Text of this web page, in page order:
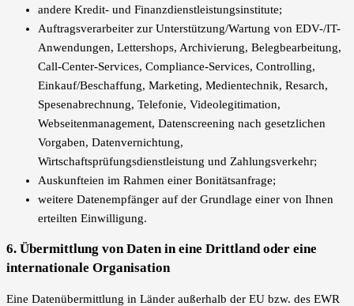
andere Kredit- und Finanzdienstleistungsinstitute;
Auftragsverarbeiter zur Unterstützung/Wartung von EDV-/IT-
Anwendungen, Lettershops, Archivierung, Belegbearbeitung,
Call-Center-Services, Compliance-Services, Controlling,
Einkauf/Beschaffung, Marketing, Medientechnik, Resarch,
Spesenabrechnung, Telefonie, Videolegitimation,
Webseitenmanagement, Datenscreening nach gesetzlichen
Vorgaben, Datenvernichtung,
Wirtschaftsprüfungsdienstleistung und Zahlungsverkehr;
Auskunfteien im Rahmen einer Bonitätsanfrage;
weitere Datenempfänger auf der Grundlage einer von Ihnen
erteilten Einwilligung.
6. Übermittlung von Daten in eine Drittland oder eine
internationale Organisation
Eine Datenübermittlung in Länder außerhalb der EU bzw. des EWR